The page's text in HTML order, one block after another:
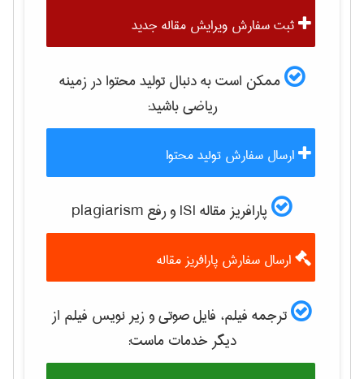
ثبت سفارش ویرایش مقاله جدید
ممکن است به دنبال تولید محتوا در زمینه
رياضیباشید:
ارسال سفارش تولید محتوا
پارافریز مقاله ISI و رفع plagiarism
ارسال سفارش پارافریز مقاله
ترجمه فیلم، فایل صوتی و زیر نویس فیلم از
دیگر خدمات ماست: